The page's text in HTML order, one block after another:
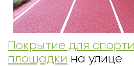
Покрытие для
площадки на улице